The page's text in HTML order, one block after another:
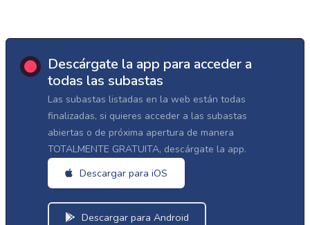
Descárgate la app para acceder a
todas las subastas
Las subastas listadas en la web están todas
finalizadas, si quieres acceder a las subastas
abiertas o de próxima apertura de manera
TOTALMENTE GRATUITA, descárgate la app.
Descargar para iOS
Descargar para Android